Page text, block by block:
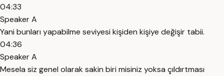
04:33
Speaker A
Yani bunları yapabilme seviyesi kişiden kişiye değişir tabii.
04:36
Speaker A
Mesela siz genel olarak sakin biri misiniz yoksa çıldırtması